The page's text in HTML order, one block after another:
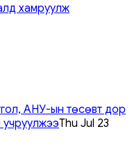
хамруулж
АНУ-ын төсөвт дор
Thu Jul 23